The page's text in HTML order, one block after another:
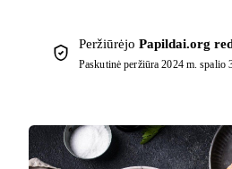
Peržiūrėjo Papildai.org
Paskutinė peržiūra2024 m. spalio